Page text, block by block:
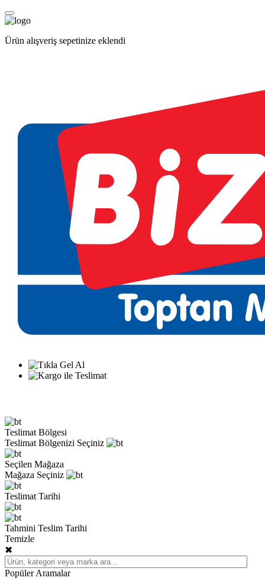
Ürün alışveriş sepetinize eklendi
Teslimat Bölgesi
Teslimat Bölgenizi Seçiniz
Seçilen Mağaza
Mağaza Seçiniz
Teslimat Tarihi
Tahmini Teslim Tarihi
Temizle
✖
Popüler Aramalar